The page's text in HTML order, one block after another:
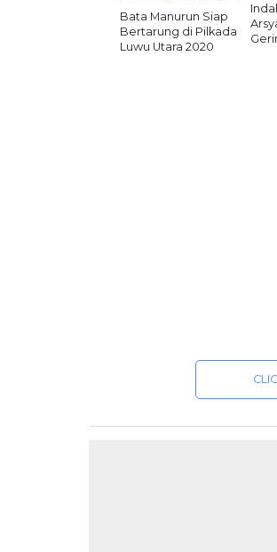
Bata Manurun Siap
Bertarung di Pilkada
Luwu Utara 2020